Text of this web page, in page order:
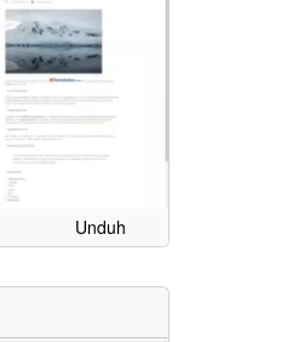
Unduh